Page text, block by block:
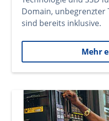
Domain, unbegrenzter
sind bereits inklusive.
Mehr